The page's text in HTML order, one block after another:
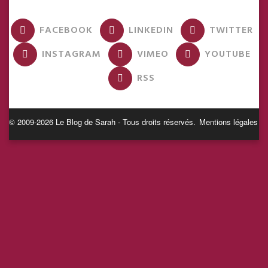
FACEBOOK LINKEDIN
TWITTER
INSTAGRAM
VIMEO
YOUTUBE
RSS
© 2009-2026 Le Blog de Sarah - Tous droits réservés. Mentions légales